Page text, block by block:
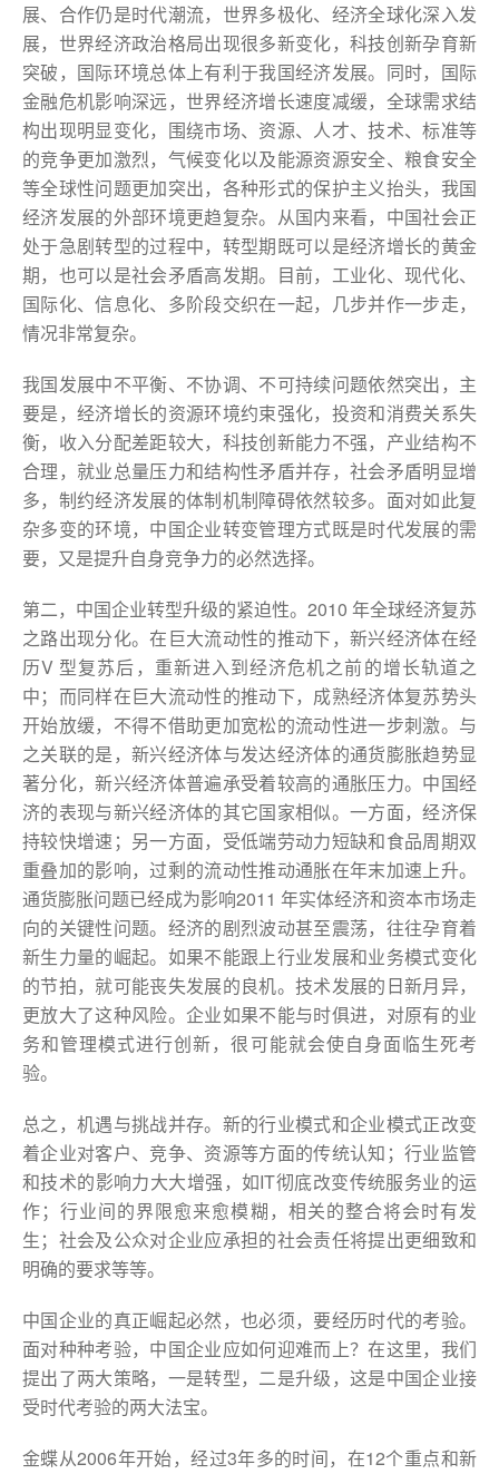
展、合作仍是时代潮流，世界多极化、经济全球化深入发
展，世界经济政治格局出现很多新变化，科技创新孕育新
突破，国际环境总体上有利于我国经济发展。同时，国际
金融危机影响深远，世界经济增长速度减缓，全球需求结
构出现明显变化，围绕市场、资源、人才、技术、标准等
的竞争更加激烈，气候变化以及能源资源安全、粮食安全
等全球性问题更加突出，各种形式的保护主义抬头，我国
经济发展的外部环境更趋复杂。从国内来看，中国社会正
处于急剧转型的过程中，转型期既可以是经济增长的黄金
期，也可以是社会矛盾高发期。目前，工业化、现代化、
国际化、信息化、多阶段交织在一起，几步并作一步走，
情况非常复杂。
我国发展中不平衡、不协调、不可持续问题依然突出，主
要是，经济增长的资源环境约束强化，投资和消费关系失
衡，收入分配差距较大，科技创新能力不强，产业结构不
合理，就业总量压力和结构性矛盾并存，社会矛盾明显增
多，制约经济发展的体制机制障碍依然较多。面对如此复
杂多变的环境，中国企业转变管理方式既是时代发展的需
要，又是提升自身竞争力的必然选择。
第二，中国企业转型升级的紧迫性。2010 年全球经济复苏
之路出现分化。在巨大流动性的推动下，新兴经济体在经
历V 型复苏后，重新进入到经济危机之前的增长轨道之
中；而同样在巨大流动性的推动下，成熟经济体复苏势头
开始放缓，不得不借助更加宽松的流动性进一步刺激。与
之关联的是，新兴经济体与发达经济体的通货膨胀趋势显
著分化，新兴经济体普遍承受着较高的通胀压力。中国经
济的表现与新兴经济体的其它国家相似。一方面，经济保
持较快增速；另一方面，受低端劳动力短缺和食品周期双
重叠加的影响，过剩的流动性推动通胀在年末加速上升。
通货膨胀问题已经成为影响2011 年实体经济和资本市场走
向的关键性问题。经济的剧烈波动甚至震荡，往往孕育着
新生力量的崛起。如果不能跟上行业发展和业务模式变化
的节拍，就可能丧失发展的良机。技术发展的日新月异，
更放大了这种风险。企业如果不能与时俱进，对原有的业
务和管理模式进行创新，很可能就会使自身面临生死考
验。
总之，机遇与挑战并存。新的行业模式和企业模式正改变
着企业对客户、竞争、资源等方面的传统认知；行业监管
和技术的影响力大大增强，如IT彻底改变传统服务业的运
作；行业间的界限愈来愈模糊，相关的整合将会时有发
生；社会及公众对企业应承担的社会责任将提出更细致和
明确的要求等等。
中国企业的真正崛起必然，也必须，要经历时代的考验。
面对种种考验，中国企业应如何迎难而上？在这里，我们
提出了两大策略，一是转型，二是升级，这是中国企业接
受时代考验的两大法宝。
金蝶从2006年开始，经过3年多的时间，在12个重点和新